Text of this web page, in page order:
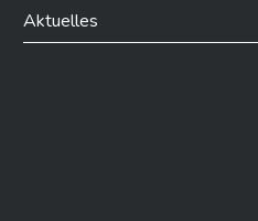
Aktuelles